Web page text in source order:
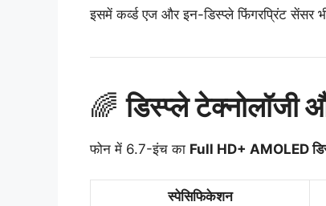
इसमें कर्व्ड एज और इन-डिस्प्ले फिंगरप्रिंट सेंसर
🌈डिस्प्ले टेक्नोलॉजी
फोन में 6.7-इंच का Full HD+ AMOLED
स्पेसिफिकेशन